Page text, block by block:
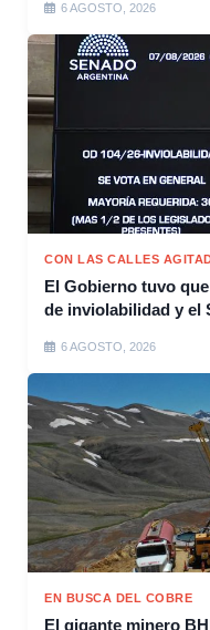
6 AGOSTO, 2026
CON LAS CALLES
El Gobierno tuvo
de inviolabilidad y el
6 AGOSTO, 2026
EN BUSCA DEL COBRE
El gigante minero